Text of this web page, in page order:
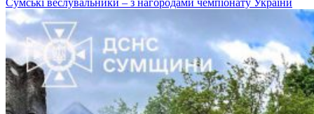
Сумські веслувальники – з нагородами чемпіонату України